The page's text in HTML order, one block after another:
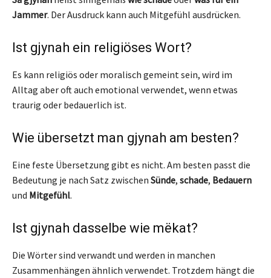
Jammer. Der Ausdruck kann auch Mitgefühl ausdrücken.
Ist gjynah ein religiöses Wort?
Es kann religiös oder moralisch gemeint sein, wird im
Alltag aber oft auch emotional verwendet, wenn etwas
traurig oder bedauerlich ist.
Wie übersetzt man gjynah am besten?
Eine feste Übersetzung gibt es nicht. Am besten passt die
Bedeutung je nach Satz zwischen Sünde, schade, Bedauern
und Mitgefühl.
Ist gjynah dasselbe wie mëkat?
Die Wörter sind verwandt und werden in manchen
Zusammenhängen ähnlich verwendet. Trotzdem hängt die